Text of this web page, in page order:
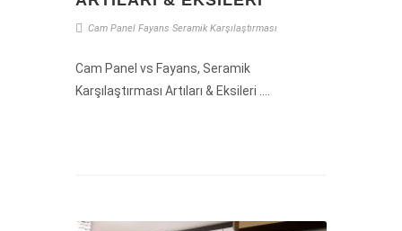
Cam Panel Fayans Seramik Karşılaştırması
Cam Panel vs Fayans, Seramik
Karşılaştırması Artıları & Eksileri ....